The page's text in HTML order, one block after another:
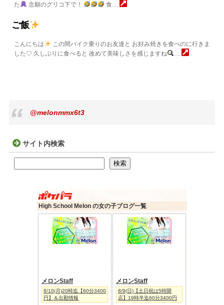
た
念願のグリコ下で！ 食…
ご飯
こんにちは
この間バイク乗りのお友達と お好み焼きを食べのに行きま
した♡ 久しぶりに食べると 改めて美味しさを感じますね
…
@melonmmx6t3
サイト内検索
検索